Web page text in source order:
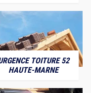
TOITURE 52
HAUTE-MARNE